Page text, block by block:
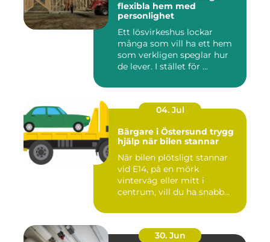
flexibla hem med
personlighet
Ett lösvirkeshus lockar
många som vill ha ett hem
som verkligen speglar hur
de lever. I stället för ...
04. Jul
Bärgare i Östersund trygg
hjälp när bilen stannar
När bilen plötsligt stannar
vid E14, på en mörk
vinterväg eller mitt i
centrum, vill du ha snabb
30. Jun